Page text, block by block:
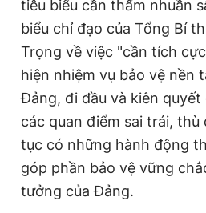
tiêu biểu cần thấm nhuần
biểu chỉ đạo của Tổng Bí
Trọng về việc "cần tích
hiện nhiệm vụ bảo vệ nền
Đảng, đi đầu và kiên
các quan điểm sai trái,
tục có những hành động
góp phần bảo vệ vững
tưởng của Đảng.